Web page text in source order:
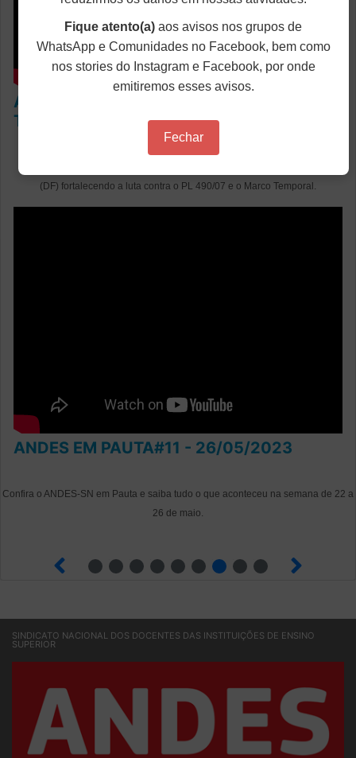
ATO CONTRA O PL 490/07 E O MARCO
TEMPORAL
(DF) fortalecendo a luta contra o PL 490/07 e o Marco Temporal.
ANDES EM PAUTA#11 - 26/05/2023
Confira o ANDES-SN em Pauta e saiba tudo o que aconteceu na semana de 22 a
26 de maio.
SINDICATO NACIONAL DOS DOCENTES DAS INSTITUIÇÕES DE ENSINO
SUPERIOR
Fique atento(a) aos avisos nos grupos de
WhatsApp e Comunidades no Facebook, bem como
nos stories do Instagram e Facebook, por onde
emitiremos esses avisos.
Fechar